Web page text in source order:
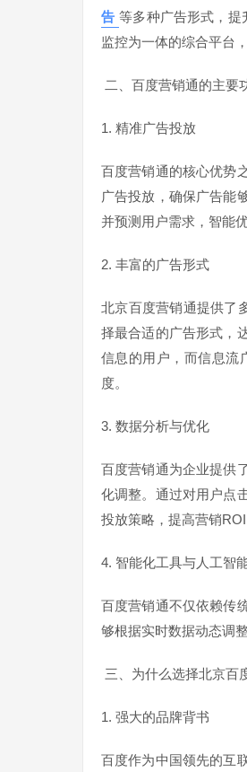
告 等多种广告形式，提
监控为一体的综合平台
二、百度营销通的主要
1. 精准广告投放
百度营销通的核心优势
广告投放，确保广告能
并预测用户需求，智能
2. 丰富的广告形式
北京百度营销通提供了
择最合适的广告形式，
信息的用户，而信息流
度。
3. 数据分析与优化
百度营销通为企业提供
化调整。通过对用户点
投放策略，提高营销ROI
4. 智能化工具与人工智
百度营销通不仅依赖传
够根据实时数据动态调
三、为什么选择北京百
1. 强大的品牌背书
百度作为中国领先的互